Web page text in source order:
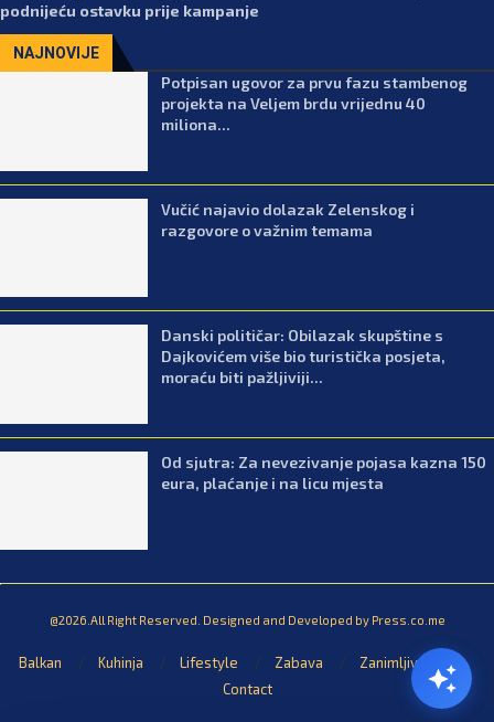
podnijeću ostavku prije kampanje
NAJNOVIJE
Potpisan ugovor za prvu fazu stambenog
projekta na Veljem brdu vrijednu 40
miliona...
Vučić najavio dolazak Zelenskog i
razgovore o važnim temama
Danski političar: Obilazak skupštine s
Dajkovićem više bio turistička posjeta,
moraću biti pažljiviji...
Od sjutra: Za nevezivanje pojasa kazna 150
eura, plaćanje i na licu mjesta
@2026.All Right Reserved. Designed and Developed by Press.co.me
Balkan Kuhinja Lifestyle Zabava
Zanimljivosti
Contact